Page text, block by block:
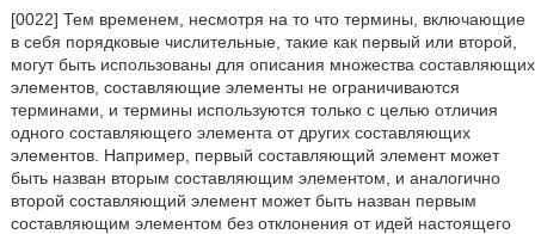
[0022] Тем временем, несмотря на то что термины, включающие
в себя порядковые числительные, такие как первый или второй,
могут быть использованы для описания множества составляющих
элементов, составляющие элементы не ограничиваются
терминами, и термины используются только с целью отличия
одного составляющего элемента от других составляющих
элементов. Например, первый составляющий элемент может
быть назван вторым составляющим элементом, и аналогично
второй составляющий элемент может быть назван первым
составляющим элементом без отклонения от идей настоящего